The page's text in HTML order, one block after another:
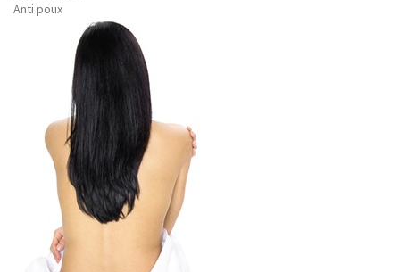
Anti poux